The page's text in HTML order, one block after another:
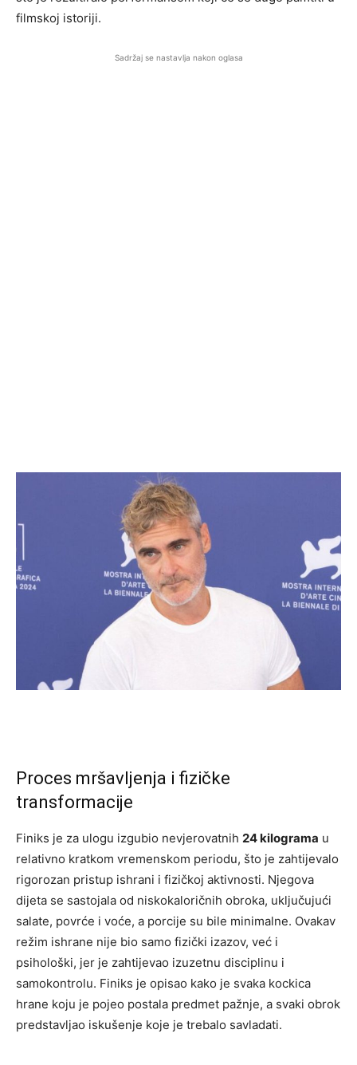
filmskoj istoriji.
Sadržaj se nastavlja nakon oglasa
Proces mršavljenja i fizičke
transformacije
Finiks je za ulogu izgubio nevjerovatnih 24 kilograma u
relativno kratkom vremenskom periodu, što je zahtijevalo
rigorozan pristup ishrani i fizičkoj aktivnosti. Njegova
dijeta se sastojala od niskokaloričnih obroka, uključujući
salate, povrće i voće, a porcije su bile minimalne. Ovakav
režim ishrane nije bio samo fizički izazov, već i
psihološki, jer je zahtijevao izuzetnu disciplinu i
samokontrolu. Finiks je opisao kako je svaka kockica
hrane koju je pojeo postala predmet pažnje, a svaki obrok
predstavljao iskušenje koje je trebalo savladati.